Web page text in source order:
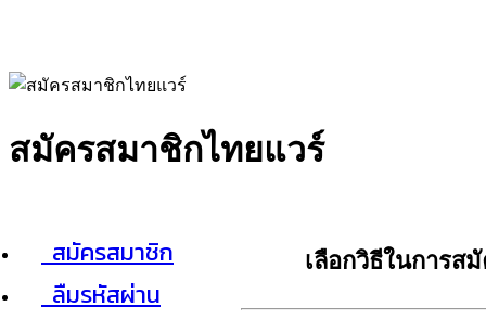
สมัครสมาชิกไทยแวร์
สมัครสมาชิก
ลืมรหัสผ่าน
เลือกวิธีในการส